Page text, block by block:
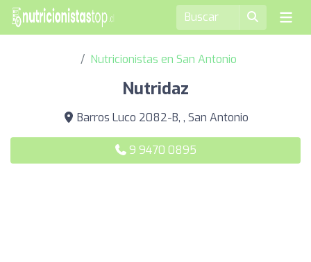
Nutricionistas en San Antonio
Nutridaz
Barros Luco 2082-B, , San Antonio
9 9470 0895